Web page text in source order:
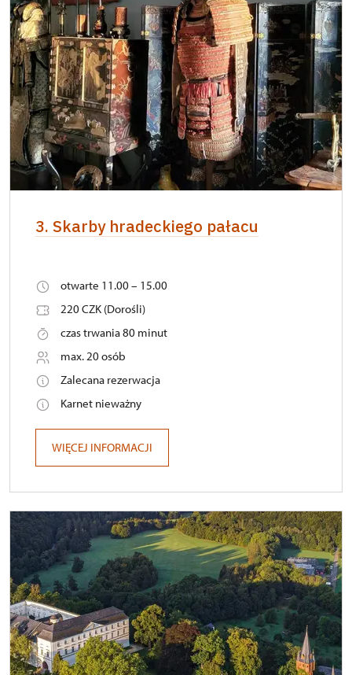
3. Skarby hradeckiego pałacu
otwarte 11.00 – 15.00
220 CZK (Dorośli)
czas trwania 80 minut
max. 20 osób
Zalecana rezerwacja
Karnet nieważny
WIĘCEJ INFORMACJI